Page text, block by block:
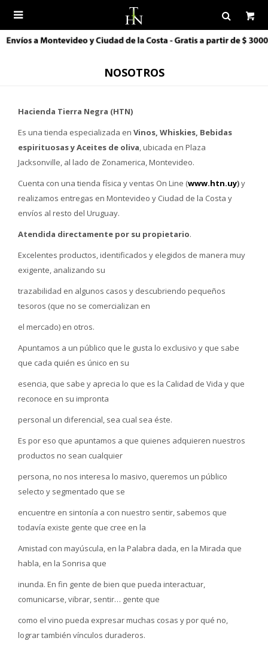

NOSOTROS
Hacienda Tierra Negra (HTN)
Es una tienda especializada en Vinos, Whiskies, Bebidas
espirituosas y Aceites de oliva, ubicada en Plaza
Jacksonville, al lado de Zonamerica, Montevideo.
Cuenta con una tienda física y ventas On Line (www.htn.uy)y
realizamos entregas en Montevideo y Ciudad de la Costa y
envíos al resto del Uruguay.
Atendida directamente por su propietario.
Excelentes productos, identificados y elegidos de manera muy
exigente, analizando su
trazabilidad en algunos casos y descubriendo pequeños
tesoros (que no se comercializan en
el mercado) en otros.
Apuntamos a un público que le gusta lo exclusivo y que sabe
que cada quién es único en su
esencia, que sabe y aprecia lo que es la Calidad de Vida y que
reconoce en su impronta
personal un diferencial, sea cual sea éste.
Es por eso que apuntamos a que quienes adquieren nuestros
productos no sean cualquier
persona, no nos interesa lo masivo, queremos un público
selecto y segmentado que se
encuentre en sintonía a con nuestro sentir, sabemos que
todavía existe gente que cree en la
Amistad con mayúscula, en la Palabra dada, en la Mirada que
habla, en la Sonrisa que
inunda. En fin gente de bien que pueda interactuar,
comunicarse, vibrar, sentir… gente que
como el vino pueda expresar muchas cosas y por qué no,
lograr también vínculos duraderos.